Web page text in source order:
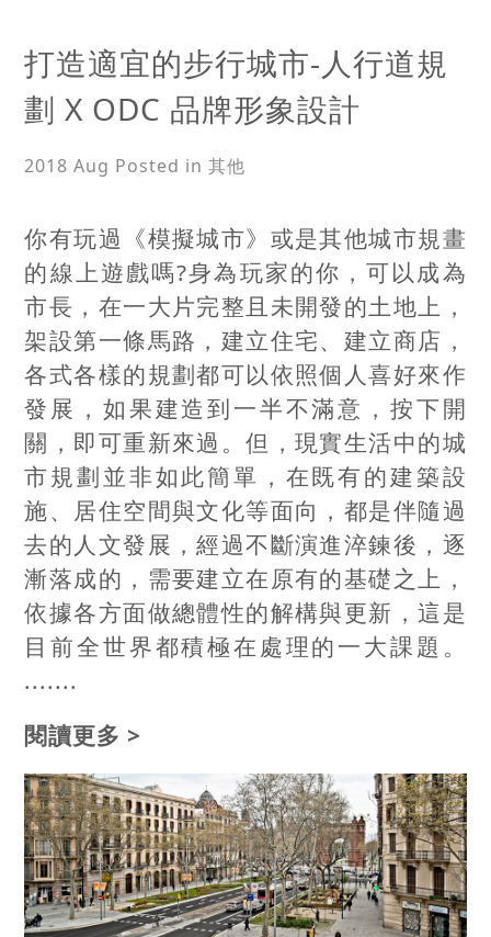
打造適宜的步行城市-人行道規
劃 X ODC 品牌形象設計
2018 Aug Posted in 其他
你有玩過《模擬城市》或是其他城市規畫
的線上遊戲嗎?身為玩家的你，可以成為
市長，在一大片完整且未開發的土地上，
架設第一條馬路，建立住宅、建立商店，
各式各樣的規劃都可以依照個人喜好來作
發展，如果建造到一半不滿意，按下開
關，即可重新來過。但，現實生活中的城
市規劃並非如此簡單，在既有的建築設
施、居住空間與文化等面向，都是伴隨過
去的人文發展，經過不斷演進淬鍊後，逐
漸落成的，需要建立在原有的基礎之上，
依據各方面做總體性的解構與更新，這是
目前全世界都積極在處理的一大課題。
.......
閱讀更多 >